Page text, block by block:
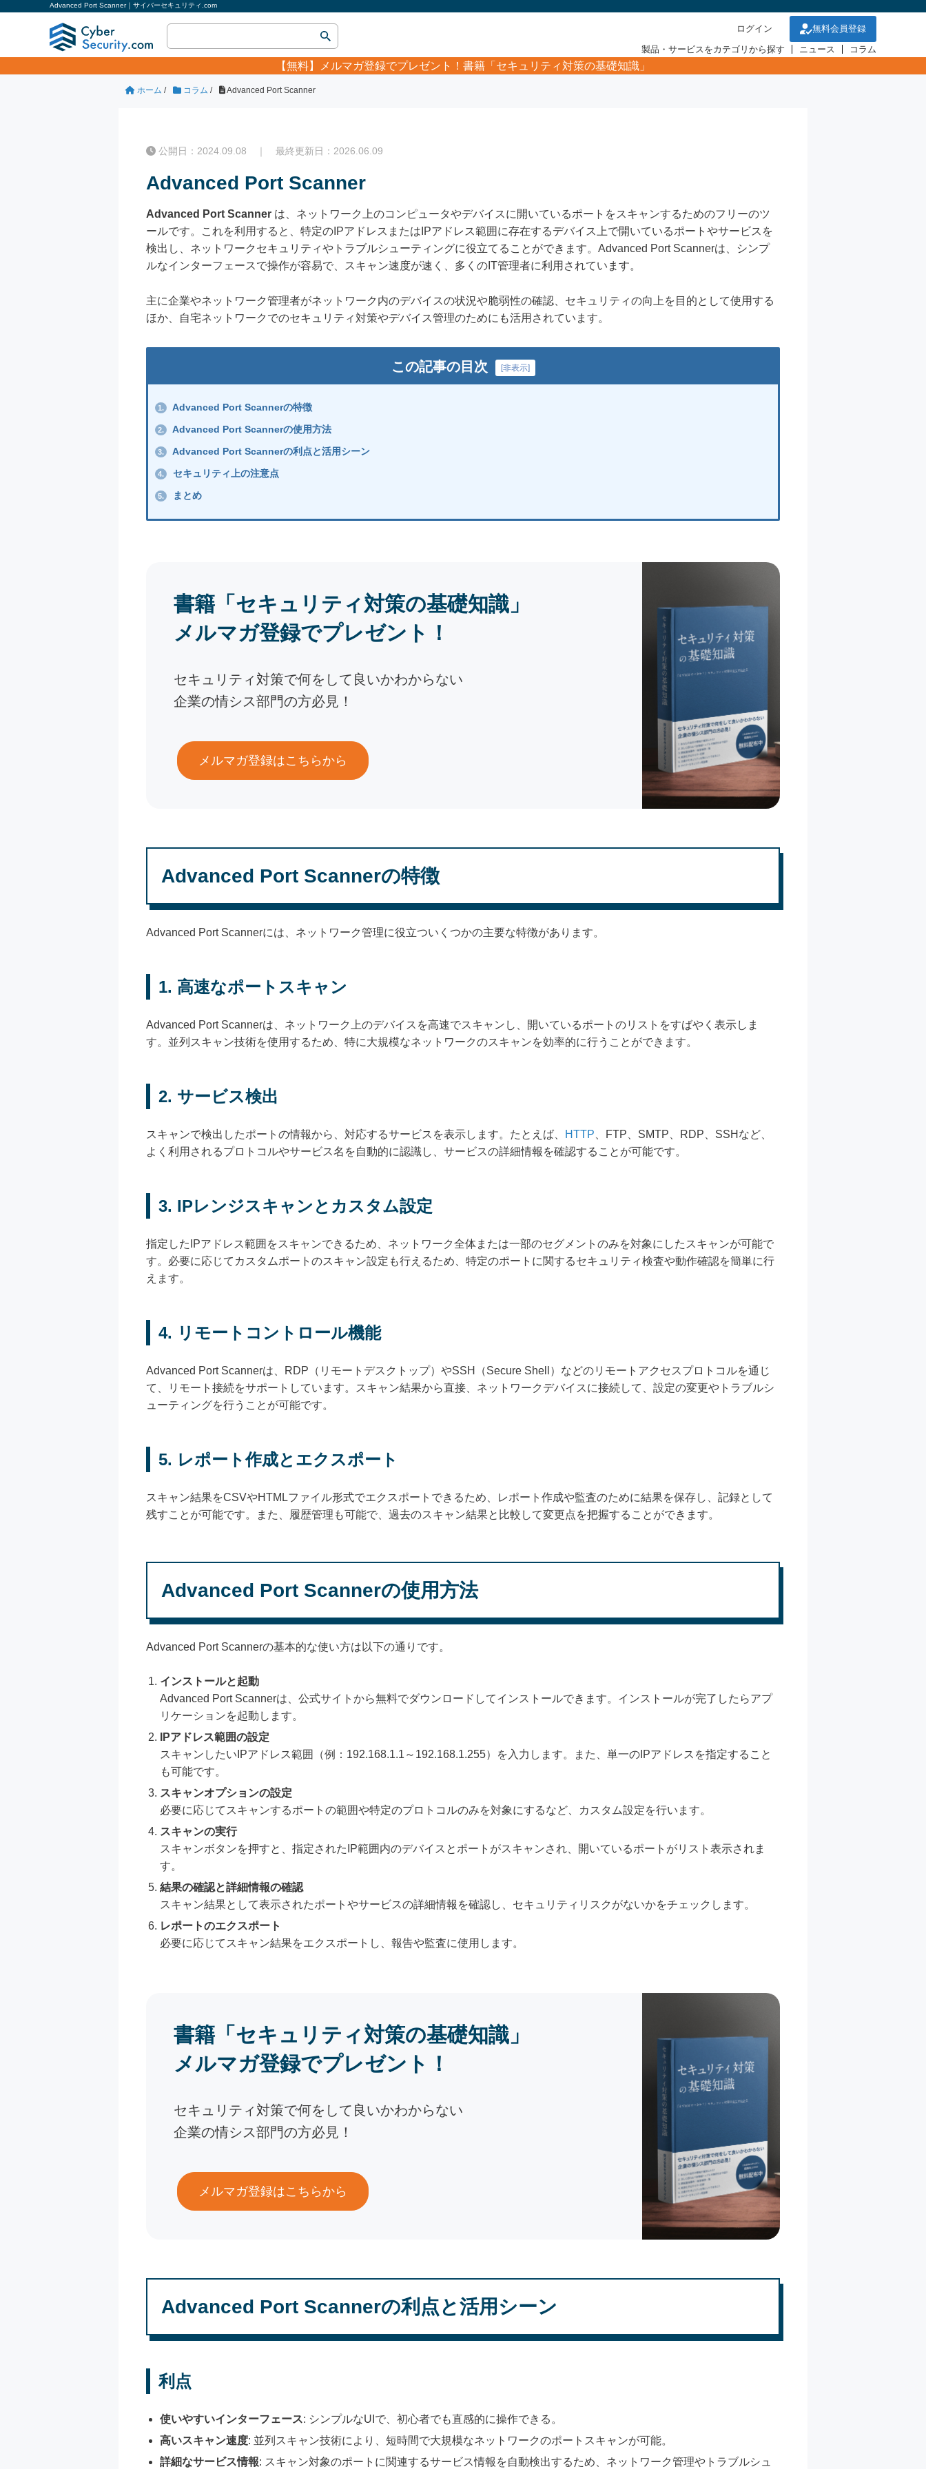
Advanced Port Scanner｜サイバーセキュリティ.com
ログイン
無料会員登録
製品・サービスをカテゴリから探す
ニュース コラム
【無料】 メルマガ登録でプレゼント！書籍「セキュリティ対策の基礎知識」
ホーム / コラム / Advanced Port Scanner
公開日：2024.09.08 ｜ 最終更新日：2026.06.09
Advanced Port Scanner
Advanced Port Scanner は、ネットワーク上のコンピュータやデバイスに開いているポートをスキャンするためのフリーのツ
ールです。これを利用すると、特定のIPアドレスまたはIPアドレス範囲に存在するデバイス上で開いているポートやサービスを
検出し、ネットワークセキュリティやトラブルシューティングに役立てることができます。Advanced Port Scannerは、シンプ
ルなインターフェースで操作が容易で、スキャン速度が速く、多くのIT管理者に利用されています。
主に企業やネットワーク管理者がネットワーク内のデバイスの状況や脆弱性の確認、セキュリティの向上を目的として使用する
ほか、自宅ネットワークでのセキュリティ対策やデバイス管理のためにも活用されています。
この記事の目次 [非表示]
1. Advanced Port Scannerの特徴
2. Advanced Port Scannerの使用方法
3. Advanced Port Scannerの利点と活用シーン
4. セキュリティ上の注意点
5. まとめ
書籍「セキュリティ対策の基礎知識」
メルマガ登録でプレゼント！
セキュリティ対策で何をして良いかわからない
企業の情シス部門の方必見！
メルマガ登録はこちらから
Advanced Port Scannerの特徴
Advanced Port Scannerには、ネットワーク管理に役立ついくつかの主要な特徴があります。
1. 高速なポートスキャン
Advanced Port Scannerは、ネットワーク上のデバイスを高速でスキャンし、開いているポートのリストをすばやく表示しま
す。並列スキャン技術を使用するため、特に大規模なネットワークのスキャンを効率的に行うことができます。
2. サービス検出
スキャンで検出したポートの情報から、対応するサービスを表示します。たとえば、 HTTP 、FTP、SMTP、RDP、SSHなど、
よく利用されるプロトコルやサービス名を自動的に認識し、サービスの詳細情報を確認することが可能です。
3. IPレンジスキャンとカスタム設定
指定したIPアドレス範囲をスキャンできるため、ネットワーク全体または一部のセグメントのみを対象にしたスキャンが可能で
す。必要に応じてカスタムポートのスキャン設定も行えるため、特定のポートに関するセキュリティ検査や動作確認を簡単に行
えます。
4. リモートコントロール機能
Advanced Port Scannerは、RDP（リモートデスクトップ）やSSH（Secure Shell）などのリモートアクセスプロトコルを通じ
て、リモート接続をサポートしています。スキャン結果から直接、ネットワークデバイスに接続して、設定の変更やトラブルシ
ューティングを行うことが可能です。
5. レポート作成とエクスポート
スキャン結果をCSVやHTMLファイル形式でエクスポートできるため、レポート作成や監査のために結果を保存し、記録として
残すことが可能です。また、履歴管理も可能で、過去のスキャン結果と比較して変更点を把握することができます。
Advanced Port Scannerの使用方法
Advanced Port Scannerの基本的な使い方は以下の通りです。
インストールと起動
Advanced Port Scannerは、公式サイトから無料でダウンロードしてインストールできます。インストールが完了したらアプ
リケーションを起動します。
IPアドレス範囲の設定
スキャンしたいIPアドレス範囲（例：192.168.1.1～192.168.1.255）を入力します。また、単一のIPアドレスを指定すること
も可能です。
スキャンオプションの設定
必要に応じてスキャンするポートの範囲や特定のプロトコルのみを対象にするなど、カスタム設定を行います。
スキャンの実行
スキャンボタンを押すと、指定されたIP範囲内のデバイスとポートがスキャンされ、開いているポートがリスト表示されま
す。
結果の確認と詳細情報の確認
スキャン結果として表示されたポートやサービスの詳細情報を確認し、セキュリティリスクがないかをチェックします。
レポートのエクスポート
必要に応じてスキャン結果をエクスポートし、報告や監査に使用します。
書籍「セキュリティ対策の基礎知識」
メルマガ登録でプレゼント！
セキュリティ対策で何をして良いかわからない
企業の情シス部門の方必見！
メルマガ登録はこちらから
Advanced Port Scannerの利点と活用シーン
利点
使いやすいインターフェース: シンプルなUIで、初心者でも直感的に操作できる。
高いスキャン速度: 並列スキャン技術により、短時間で大規模なネットワークのポートスキャンが可能。
詳細なサービス情報: スキャン対象のポートに関連するサービス情報を自動検出するため、ネットワーク管理やトラブルシュ